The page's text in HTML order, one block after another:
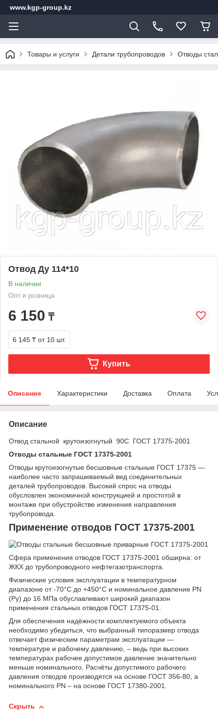
www.kgp-group.kz
Товары и услуги Детали трубопроводов Отводы
Отвод Ду 114*10
В наличии
Опт и розница
6 150 ₸
6 145 ₸ от 10 шт.
Купить
Описание Характеристики Доставка Оплата
Описание
Отвод стальной крутоизогнутый 90С ГОСТ 17375-2001
Отводы стальные ГОСТ 17375-2001
Отводы крутоизогнутые бесшовные стальные ГОСТ 17375 —
наиболее часто запрашиваемый вид соединительных
деталей трубопроводов. Высокий спрос на отводы
обусловлен экономичной конструкцией и простотой в
монтаже при обустройстве изменения направления
трубопровода.
Применение отводов ГОСТ 17375-2001
Сфера применения отводов ГОСТ 17375-2001 обширна: от
ЖКХ до трубопроводного нефтегазотранспорта.
Физические условия эксплуатации в температурном
диапазоне от -70°C до +450°C и номинальное давление PN
(Ру) до 16 МПа обуславливают широкий диапазон
применения стальных отводов ГОСТ 17375-01.
Для обеспечения надёжности комплектуемого объекта
необходимо убедиться, что выбранный типоразмер отвода
отвечает физическим параметрам эксплуатации —
температуре и рабочему давлению, – ведь при высоких
температурах рабочее допустимое давление значительно
меньше номинального. Расчёты допустимого рабочего
давления отводов производятся на основе ГОСТ 356-80, а
номинального PN – на основе ГОСТ 17380-2001.
Скрыть